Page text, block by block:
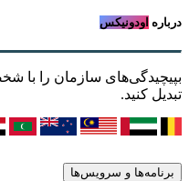
درباره اودونیکس
بپیچیدگی‌های سازمان را با
تبدیل کنید.
برنامه‌ها و سرویس‌ها